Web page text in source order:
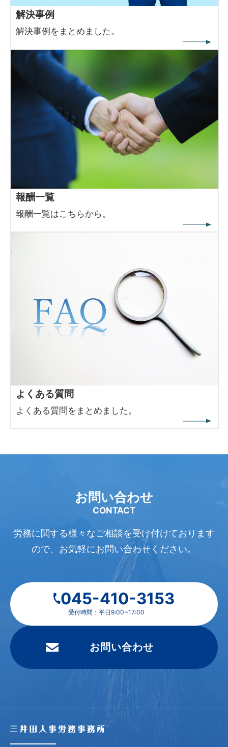
解決事例
解決事例をまとめました。
報酬一覧
報酬一覧はこちらから。
よくある質問
よくある質問をまとめました。
お問い合わせ
CONTACT
労務に関する様々なご相談を受け付けております
ので、 お気軽にお問い合わせください。
045-410-3153
受付時間：平日9:00~17:00
お問い合わせ